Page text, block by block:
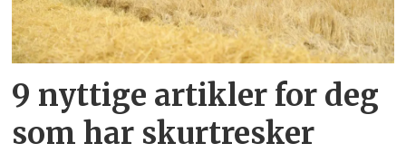
9 nyttige artikler for deg
som har skurtresker